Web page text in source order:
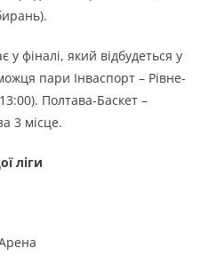
фіналі, який відбудеться у
пари Інваспорт – Рівне-
Полтава-Баскет –
3 місце.
ліги